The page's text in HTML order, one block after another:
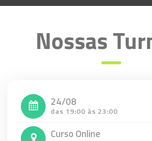
Nossas
24/08
das 19:00 às 23:00
Curso Online